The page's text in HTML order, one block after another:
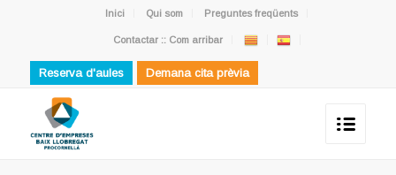
Inici Qui som Preguntes freqüents
Contactar :: Com arribar
Reserva d'aules Demana cita prèvia